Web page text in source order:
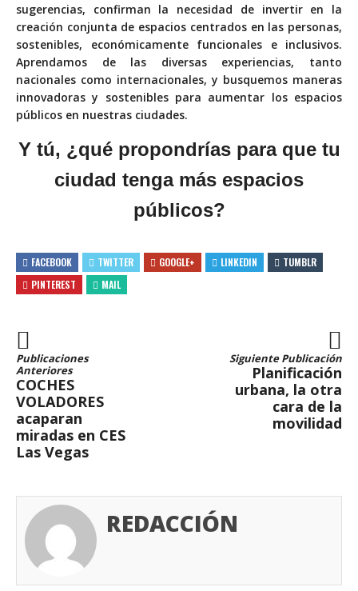
sugerencias, confirman la necesidad de invertir en la
creación conjunta de espacios centrados en las personas,
sostenibles, económicamente funcionales e inclusivos.
Aprendamos de las diversas experiencias, tanto
nacionales como internacionales, y busquemos maneras
innovadoras y sostenibles para aumentar los espacios
públicos en nuestras ciudades.
Y tú, ¿qué propondrías para que tu
ciudad tenga más espacios
públicos?
FACEBOOK TWITTER GOOGLE+ LINKEDIN
TUMBLR
PINTEREST
MAIL
Publicaciones
Anteriores
COCHES
VOLADORES
acaparan
miradas en CES
Las Vegas
Siguiente Publicación
Planificación
urbana, la otra
cara de la
movilidad
REDACCIÓN